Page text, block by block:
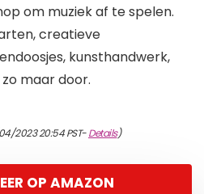
om muziek af te spelen.
creatieve
kunsthandwerk,
maar door.
2023 20:54 PST-Details)
OP AMAZON